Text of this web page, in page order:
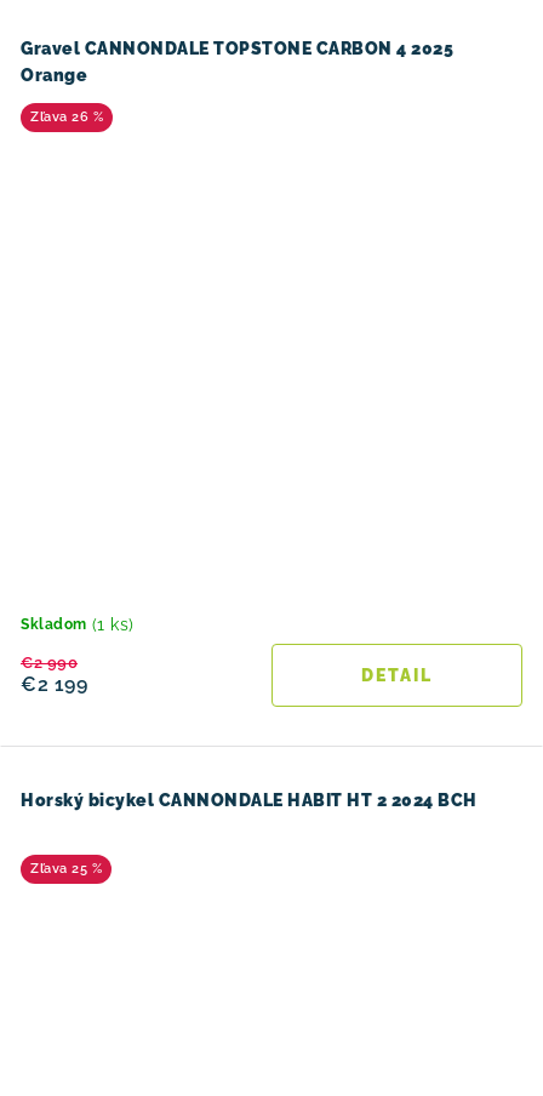
Gravel CANNONDALE TOPSTONE CARBON 4 2025
Orange
26 %
Skladom (1 ks)
€2 199
€2 990
DETAIL
Horský bicykel CANNONDALE HABIT HT 2 2024 BCH
25 %